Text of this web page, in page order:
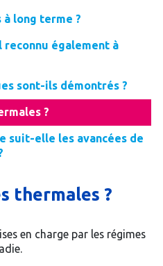
long terme ?
également à
sont-ils démontrés ?
?
suit-elle les avancées de
thermales ?
en charge par les régimes